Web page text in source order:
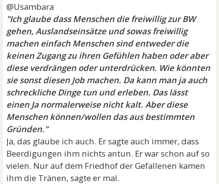
@Usambara
"Ich glaube dass Menschen die freiwillig zur BW
gehen, Auslandseinsätze und sowas freiwillig
machen einfach Menschen sind entweder die
keinen Zugang zu ihren Gefühlen haben oder aber
diese verdrängen oder unterdrücken. Wie könnten
sie sonst diesen Job machen. Da kann man ja auch
schreckliche Dinge tun und erleben. Das lässt
einen Ja normalerweise nicht kalt. Aber diese
Menschen können/wollen das aus bestimmten
Gründen."
Ja, das glaube ich auch. Er sagte auch immer, dass
Beerdigungen ihm nichts antun. Er war schon auf so
vielen. Nur auf dem Friedhof der Gefallenen kamen
ihm die Tränen, sagte er mal.